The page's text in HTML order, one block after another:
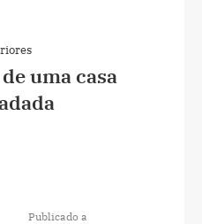
uma casa
Publicado a